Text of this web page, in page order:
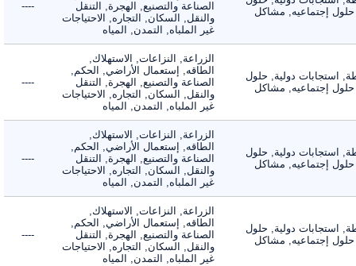
إجتماعيه, مشاكل
الصناعة والتصنيع, الهجرة, التنقل
والنقل, السكان, التجاره, الاحتياجات
غير الملباه, التمدن, المياه
----
استجابات دولية, حلول
إجتماعيه, مشاكل
الزراعة, النزاعات, الاستهلاك,
الطاقه, إستعمال الأراضي, الحكم,
الصناعة والتصنيع, الهجرة, التنقل
والنقل, السكان, التجاره, الاحتياجات
غير الملباه, التمدن, المياه
----
استجابات دولية, حلول
إجتماعيه, مشاكل
الزراعة, النزاعات, الاستهلاك,
الطاقه, إستعمال الأراضي, الحكم,
الصناعة والتصنيع, الهجرة, التنقل
والنقل, السكان, التجاره, الاحتياجات
غير الملباه, التمدن, المياه
----
استجابات دولية, حلول
إجتماعيه, مشاكل
الزراعة, النزاعات, الاستهلاك,
الطاقه, إستعمال الأراضي, الحكم,
الصناعة والتصنيع, الهجرة, التنقل
والنقل, السكان, التجاره, الاحتياجات
غير الملباه, التمدن, المياه
----